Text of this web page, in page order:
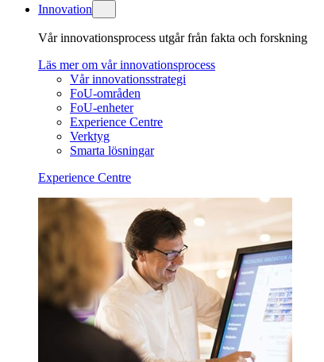
Innovation
Vår innovationsprocess utgår från fakta och forskning
Läs mer om vår innovationsprocess
Vår innovationsstrategi
FoU-områden
FoU-enheter
Experience Centre
Verktyg
Smarta lösningar
Experience Centre